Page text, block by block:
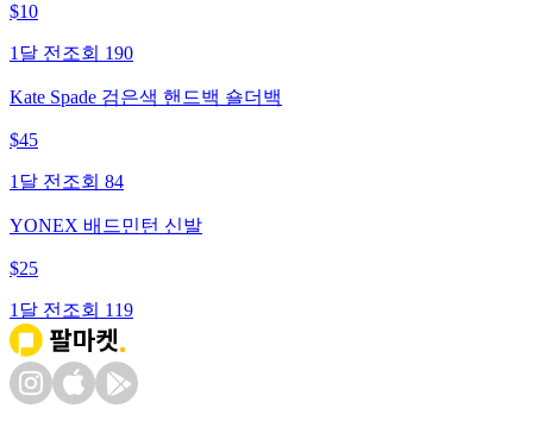
$10
1달 전 조회 190
Kate Spade 검은색 핸드백 숄더백
$45
1달 전 조회 84
YONEX 배드민턴 신발
$25
1달 전 조회 119